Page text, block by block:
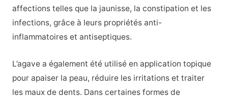
affections telles que la jaunisse, la constipation et les
infections, grâce à leurs propriétés anti-
inflammatoires et antiseptiques.
L’agave a également été utilisé en application topique
pour apaiser la peau, réduire les irritations et traiter
les maux de dents. Dans certaines formes de